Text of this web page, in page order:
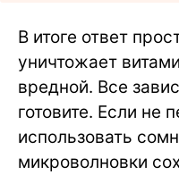
В итоге ответ
уничтожает
вредной. Все
готовите. Если не
использовать
микроволновки